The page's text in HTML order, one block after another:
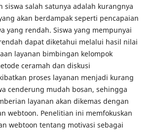
siswa salah satunya adalah kurangnya
akan berdampak seperti pencapaian
yang rendah. Siswa yang mempunyai
dapat diketahui melalui hasil nilai
layanan bimbingan kelompok
ceramah dan diskusi
proses layanan menjadi kurang
cenderung mudah bosan, sehingga
layanan akan dikemas dengan
webtoon. Penelitian ini memfokuskan
webtoon tentang motivasi sebagai